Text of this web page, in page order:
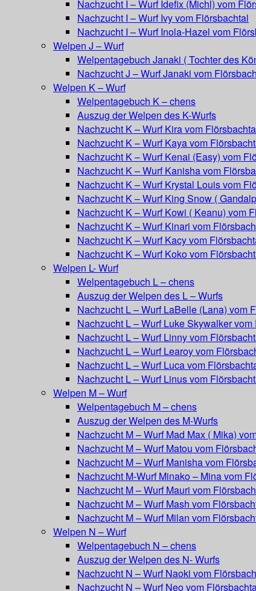
Nachzucht I – Wurf Idefix (Michl) vom
Nachzucht I – Wurf Ivy vom Flörsbachtal
Nachzucht I – Wurf Inola-Hazel vom
Welpen J – Wurf
Welpentagebuch Janaki ( Tochter des
Nachzucht J – Wurf Janaki vom
Welpen K – Wurf
Welpentagebuch K – chens
Auszug der Welpen des K-Wurfs
Nachzucht K – Wurf Kira vom
Nachzucht K – Wurf Kaya vom
Nachzucht K – Wurf Kenai (Easy) vom
Nachzucht K – Wurf Kanisha vom
Nachzucht K – Wurf Krystal Louis vom
Nachzucht K – Wurf King Snow (
Nachzucht K – Wurf Kowi ( Keanu) vom
Nachzucht K – Wurf Kinari vom
Nachzucht K – Wurf Kacy vom
Nachzucht K – Wurf Koko vom
Welpen L- Wurf
Welpentagebuch L – chens
Auszug der Welpen des L – Wurfs
Nachzucht L – Wurf LaBelle (Lana) vom
Nachzucht L – Wurf Luke Skywalker
Nachzucht L – Wurf Linny vom
Nachzucht L – Wurf Learoy vom
Nachzucht L – Wurf Luca vom
Nachzucht L – Wurf Linus vom
Welpen M – Wurf
Welpentagebuch M – chens
Auszug der Welpen des M-Wurfs
Nachzucht M – Wurf Mad Max ( Mika)
Nachzucht M – Wurf Matou vom
Nachzucht M – Wurf Manisha vom
Nachzucht M-Wurf Minako – Mina vom
Nachzucht M – Wurf Mauri vom
Nachzucht M – Wurf Mash vom
Nachzucht M – Wurf Milan vom
Welpen N – Wurf
Welpentagebuch N – chens
Auszug der Welpen des N- Wurfs
Nachzucht N – Wurf Naoki vom
Nachzucht N – Wurf Neo vom